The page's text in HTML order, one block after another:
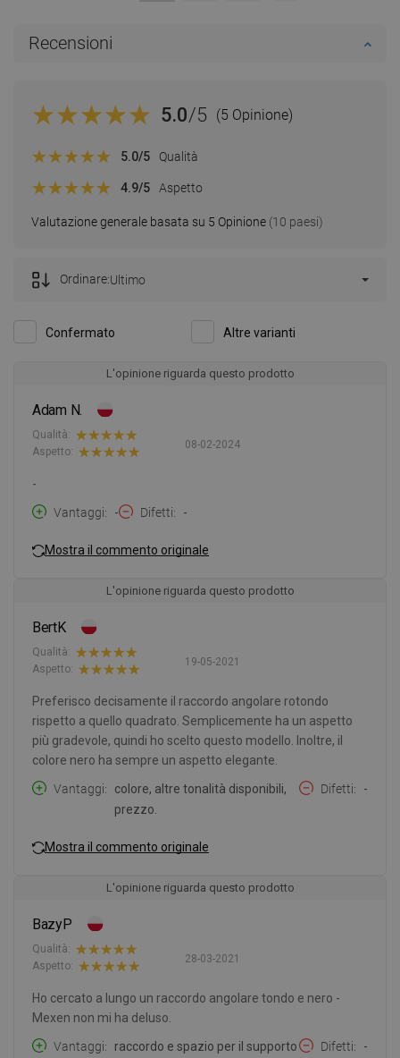
Recensioni
5.0/5 (5 Opinione)
Valutazione generale basata su 5 Opinione (10 paesi)
5.0/5 Qualità
4.9/5 Aspetto
Confermato Altre varianti
Ordinare:Ultimo
L'opinione riguarda questo prodotto
Adam N.
08-02-2024
Qualità:
Aspetto:
-
Vantaggi
- Difetti -
Mostra il commento originale
L'opinione riguarda questo prodotto
BertK
19-05-2021
Qualità:
Aspetto:
Preferisco decisamente il raccordo angolare rotondo
rispetto a quello quadrato. Semplicemente ha un aspetto
più gradevole, quindi ho scelto questo modello. Inoltre, il
colore nero ha sempre un aspetto elegante.
Vantaggi
colore, altre tonalità disponibili,
prezzo.
Difetti -
Mostra il commento originale
L'opinione riguarda questo prodotto
BazyP
28-03-2021
Qualità:
Aspetto:
Ho cercato a lungo un raccordo angolare tondo e nero -
Mexen non mi ha deluso.
Vantaggi
raccordo e spazio per il supporto
Difetti -